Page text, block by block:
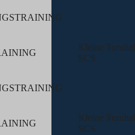
Kleine
SCS
Kleine
SCS